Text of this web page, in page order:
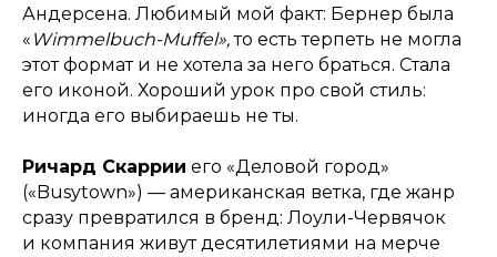
Андерсена. Любимый мой факт: Бернер была
« Wimmelbuch-Muffel»,то есть терпеть не могла
этот формат и не хотела за него браться. Стала
его иконой. Хороший урок про свой стиль:
иногда его выбираешь не ты.
Ричард Скаррии его «Деловой город»
(«Busytown») — американская ветка, где жанр
сразу превратился в бренд: Лоули-Червячок
и компания живут десятилетиями на мерче